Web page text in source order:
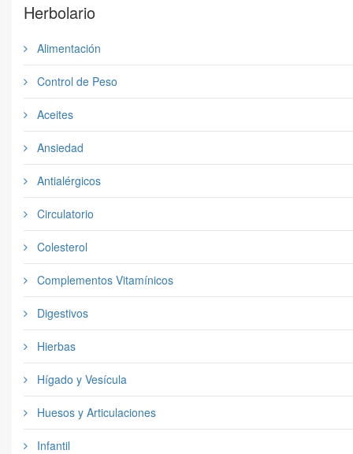
Herbolario
Alimentación
Control de Peso
Aceites
Ansiedad
Antialérgicos
Circulatorio
Colesterol
Complementos Vitamínicos
Digestivos
Hierbas
Hígado y Vesícula
Huesos y Articulaciones
Infantil